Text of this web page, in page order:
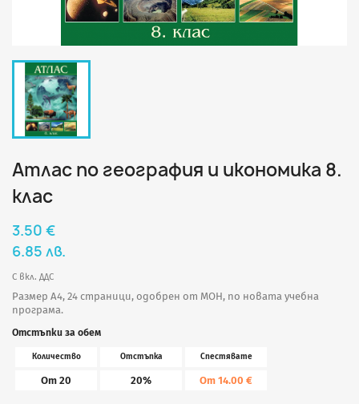
Атлас по география и икономика 8.
клас
3.50 €
6.85 лв.
С вкл. ДДС
Размер A4, 24 страници, одобрен от МОН, по новата учебна
програма.
Отстъпки за обем
Количество Отстъпка Спестявате
От 20 20% От 14.00 €